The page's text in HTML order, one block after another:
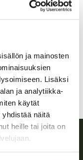
ja mainosten
Lisäksi
ja analytiikka-
käytät
näitä
heille tai joita on
klo 18.00.